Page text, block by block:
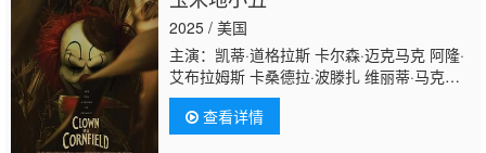
2025 / 美国
主演：凯蒂·道格拉斯 卡尔森·迈克马克 阿隆·
艾布拉姆斯 卡桑德拉·波滕扎 维丽蒂·马克
斯 Vincent Muller 威尔·萨索 凯文·杜兰 阿约·
索兰
克 Alexandre Martin Deakin Dylan McEwan
查看详情